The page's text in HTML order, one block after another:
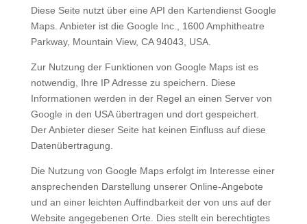
Diese Seite nutzt über eine API den Kartendienst Google
Maps. Anbieter ist die Google Inc., 1600 Amphitheatre
Parkway, Mountain View, CA 94043, USA.
Zur Nutzung der Funktionen von Google Maps ist es
notwendig, Ihre IP Adresse zu speichern. Diese
Informationen werden in der Regel an einen Server von
Google in den USA übertragen und dort gespeichert.
Der Anbieter dieser Seite hat keinen Einfluss auf diese
Datenübertragung.
Die Nutzung von Google Maps erfolgt im Interesse einer
ansprechenden Darstellung unserer Online-Angebote
und an einer leichten Auffindbarkeit der von uns auf der
Website angegebenen Orte. Dies stellt ein berechtigtes